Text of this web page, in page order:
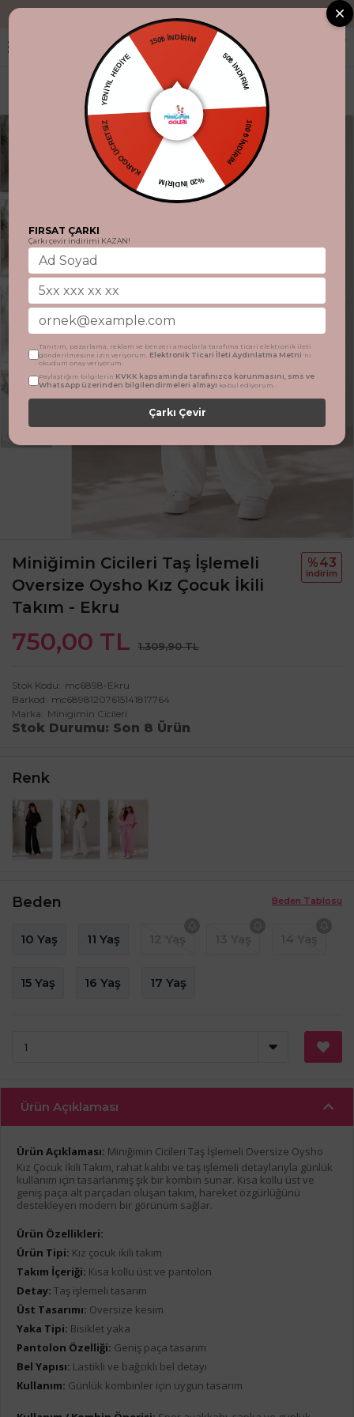
"Aynı gün
Miniğimin Cicileri Taş İşlemeli
Oversize Oysho Kız Çocuk İkili
Takım - Ekru
750,00 TL 1.309,90 TL
%43
i̇ndi̇ri̇m
Stok Kodu
mc6898-Ekru
Barkod
mc68981207615141817764
Marka
Minigimin Cicileri
Stok Durumu Son 8 Ürün
Renk
Beden Tablosu
Beden
10 Yaş 11 Yaş
15 Yaş 16 Yaş 17 Yaş
Ürün Açıklaması
Ürün Açıklaması: Miniğimin Cicileri Taş İşlemeli Oversize Oysho
Kız Çocuk İkili Takım, rahat kalıbı ve taş işlemeli detaylarıyla günlük
kullanım için tasarlanmış şık bir kombin sunar. Kısa kollu üst ve
geniş paça alt parçadan oluşan takım, hareket özgürlüğünü
destekleyen modern bir görünüm sağlar.
Ürün Özellikleri:
Ürün Tipi: Kız çocuk ikili takım
Takım İçeriği: Kısa kollu üst ve pantolon
Detay: Taş işlemeli tasarım
Üst Tasarımı: Oversize kesim
Yaka Tipi: Bisiklet yaka
Pantolon Özelliği: Geniş paça tasarım
Bel Yapısı: Lastikli ve bağcıklı bel detayı
Kullanım: Günlük kombinler için uygun tasarım
150₺ İNDİRİM
50₺ İNDİRİM
100 ₺ İNDİRİM
%20 İNDİRİM
KARGO ÜCRETSİZ
YENİYIL HEDİYE
FIRSAT ÇARKI
Çarkı çevir indirimi KAZAN!
Tanıtım, pazarlama, reklam ve benzeri amaçlarla tarafıma ticari elektronik ileti
gönderilmesine izin veriyorum. Elektronik Ticari İleti Aydınlatma Metni 'ni
okudum onay veriyorum.
Paylaştığım bilgilerin KVKK kapsamında tarafınızca korunmasını, sms ve
WhatsApp üzerinden bilgilendirmeleri almayı kabul ediyorum.
Çarkı Çevir